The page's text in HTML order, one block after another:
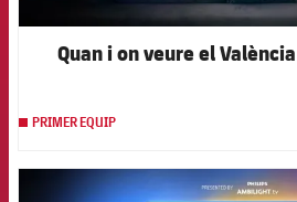
Quan i on veure el
PRIMER EQUIP
FCB